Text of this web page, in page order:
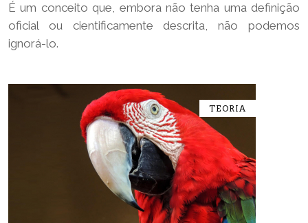
É um conceito que, embora não tenha uma definição
oficial ou cientificamente descrita, não podemos
ignorá-lo.
TEORIA